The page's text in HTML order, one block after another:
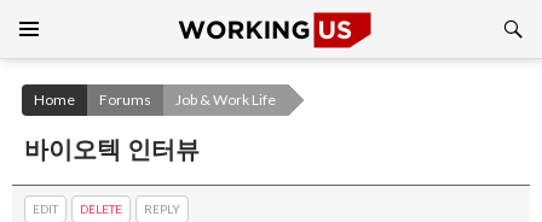
CONTENT
Home Forums Job & Work Life
바이오텍 인터뷰
EDIT DELETE REPLY